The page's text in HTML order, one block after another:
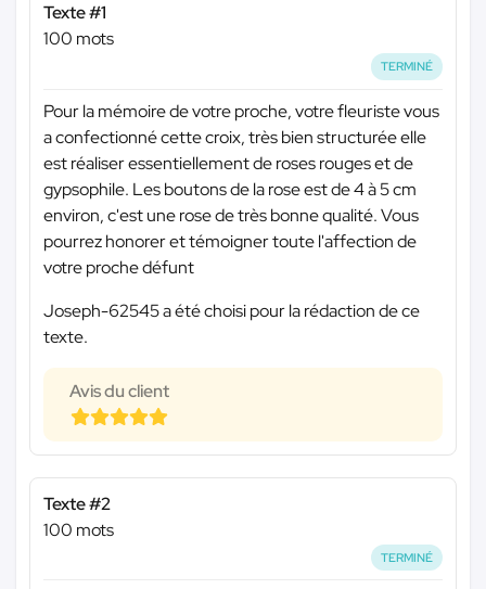
Texte #1
100 mots
TERMINÉ
Pour la mémoire de votre proche, votre fleuriste vous
a confectionné cette croix, très bien structurée elle
est réaliser essentiellement de roses rouges et de
gypsophile. Les boutons de la rose est de 4 à 5 cm
environ, c'est une rose de très bonne qualité. Vous
pourrez honorer et témoigner toute l'affection de
votre proche défunt
Joseph-62545 a été choisi pour la rédaction de ce
texte.
Avis du client
Texte #2
100 mots
TERMINÉ